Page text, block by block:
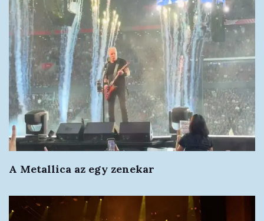
A Metallica az egy zenekar